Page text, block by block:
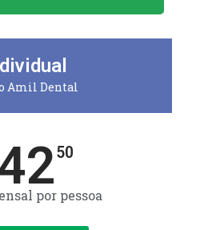
Amil Dental
50
por pessoa